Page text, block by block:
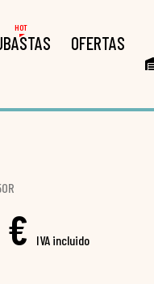
HOT
OFERTAS
IVA incluido